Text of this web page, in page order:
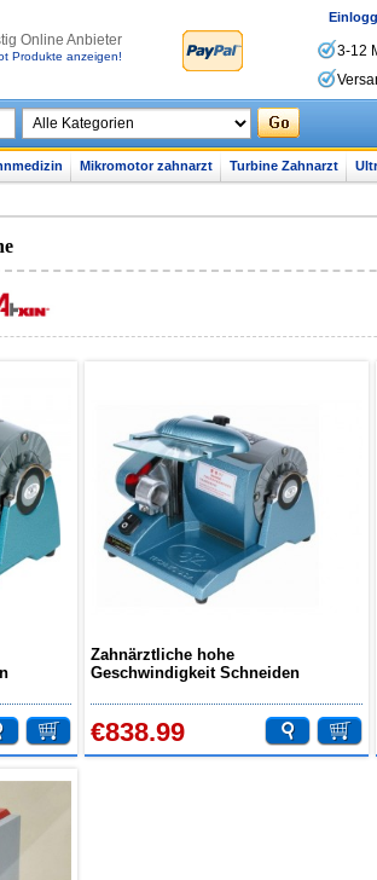
Online Anbieter
Produkte anzeigen!
3-12
Mikromotor zahnarzt Turbine Zahnarzt
Zahnärztliche hohe
Geschwindigkeit Schneiden
€838.99